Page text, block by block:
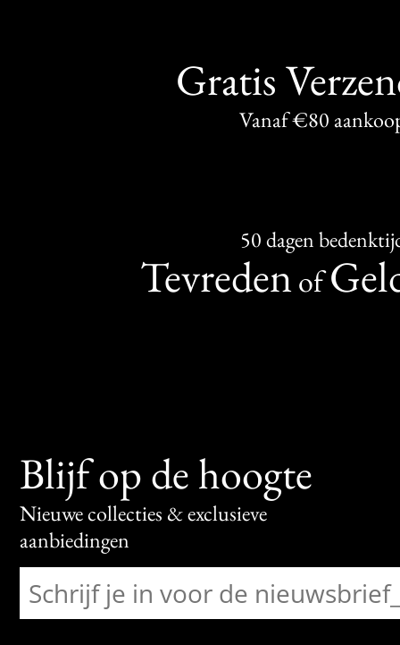
Gratis
Vanaf €80
50 dagen
Tevredenof
Blijf op de hoogte
Nieuwe collecties & exclusieve
aanbiedingen